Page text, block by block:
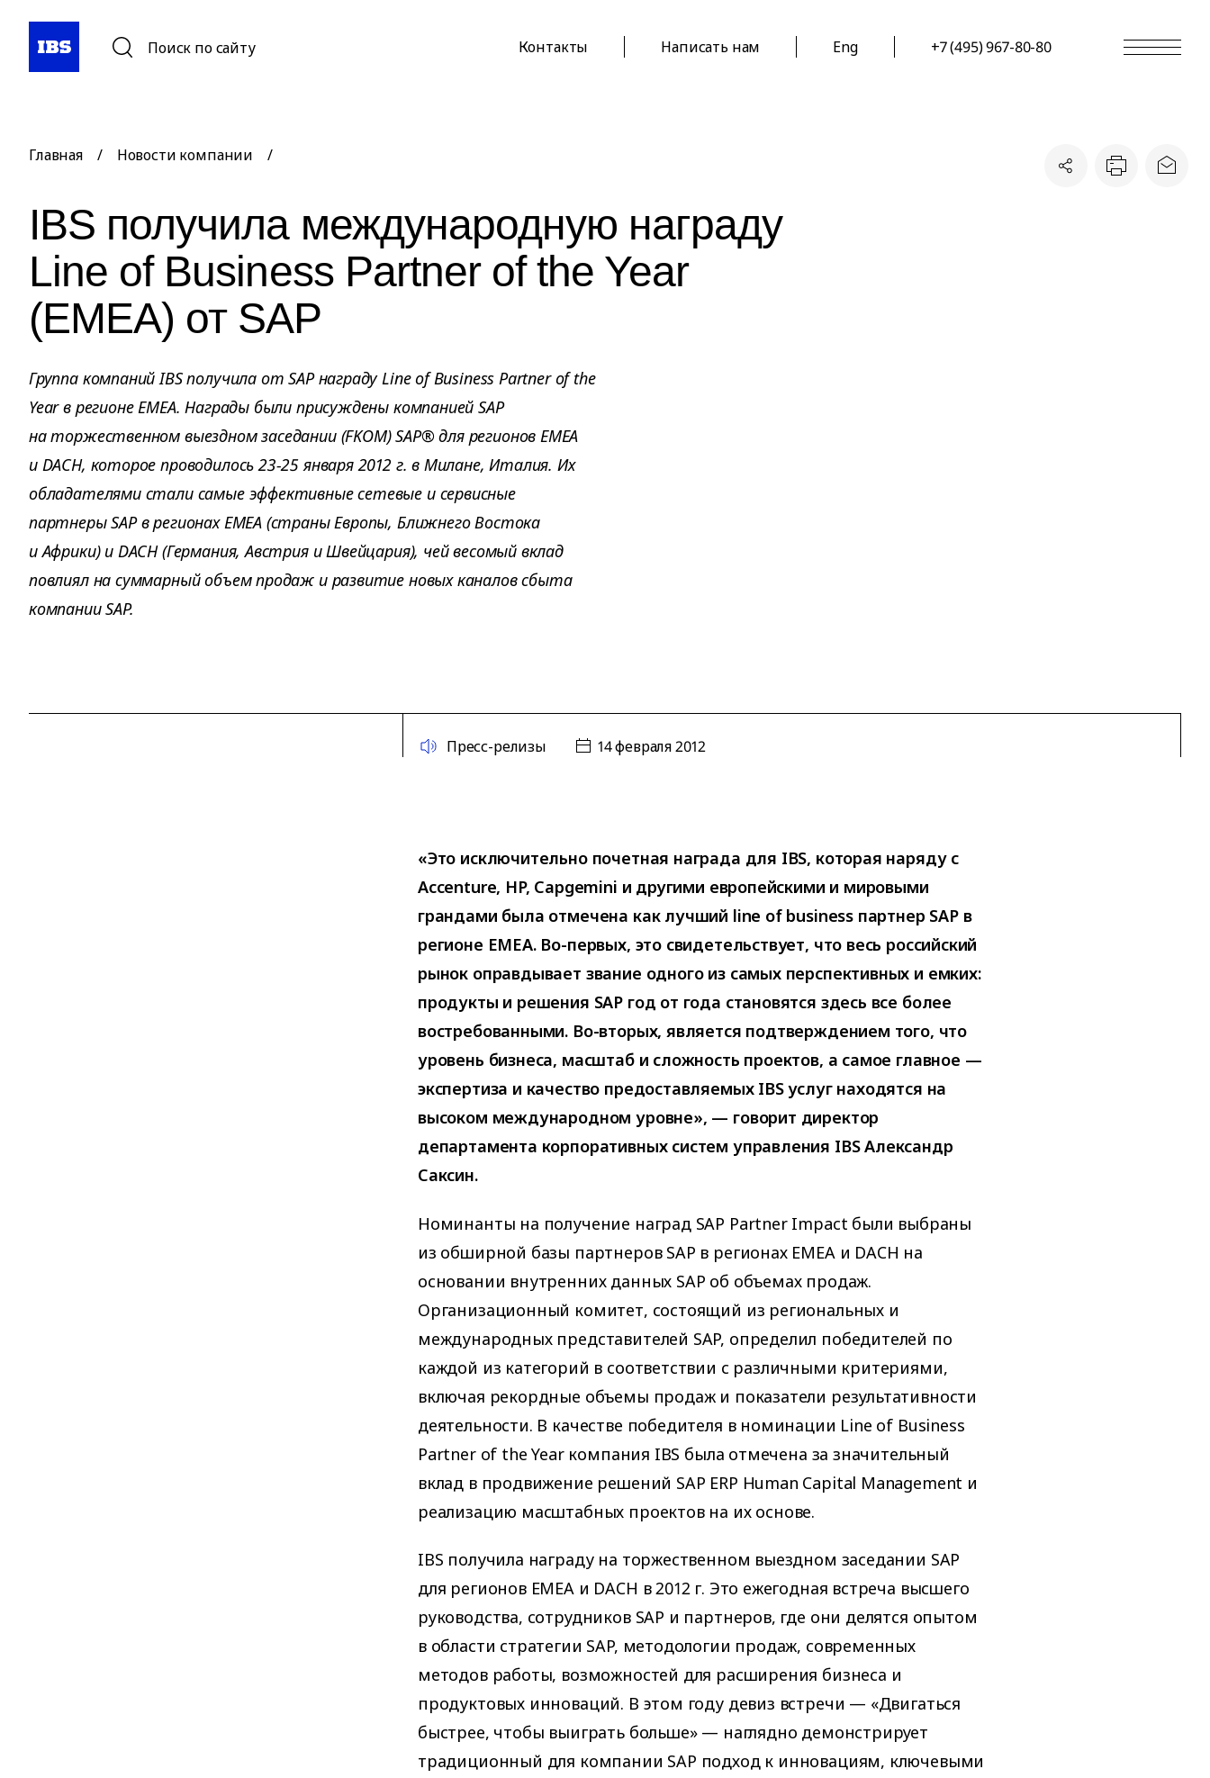
Поиск по сайту Контакты Написать нам Eng +7 (495) 967-80-80
Главная / Новости компании /
IBS получила международную награду
Line of Business Partner of the Year
(EMEA) от SAP
Группа компаний IBS получила от SAP награду Line of Business Partner of the
Year в регионе EMEA. Награды были присуждены компанией SAP
на торжественном выездном заседании (FKOM) SAP® для регионов EMEA
и DACH, которое проводилось 23-25 января 2012 г. в Милане, Италия. Их
обладателями стали самые эффективные сетевые и сервисные
партнеры SAP в регионах EMEA (страны Европы, Ближнего Востока
и Африки) и DACH (Германия, Австрия и Швейцария), чей весомый вклад
повлиял на суммарный объем продаж и развитие новых каналов сбыта
компании SAP.
Пресс-релизы 14 февраля 2012
«Это исключительно почетная награда для IBS, которая наряду с
Accenture, HP, Capgemini и другими европейскими и мировыми
грандами была отмечена как лучший line of business партнер SAP в
регионе EMEA. Во-первых, это свидетельствует, что весь российский
рынок оправдывает звание одного из самых перспективных и емких:
продукты и решения SAP год от года становятся здесь все более
востребованными. Во-вторых, является подтверждением того, что
уровень бизнеса, масштаб и сложность проектов, а самое главное —
экспертиза и качество предоставляемых IBS услуг находятся на
высоком международном уровне», — говорит директор
департамента корпоративных систем управления IBS Александр
Саксин.
Номинанты на получение наград SAP Partner Impact были выбраны
из обширной базы партнеров SAP в регионах EMEA и DACH на
основании внутренних данных SAP об объемах продаж.
Организационный комитет, состоящий из региональных и
международных представителей SAP, определил победителей по
каждой из категорий в соответствии с различными критериями,
включая рекордные объемы продаж и показатели результативности
деятельности. В качестве победителя в номинации Line of Business
Partner of the Year компания IBS была отмечена за значительный
вклад в продвижение решений SAP ERP Human Capital Management и
реализацию масштабных проектов на их основе.
IBS получила награду на торжественном выездном заседании SAP
для регионов EMEA и DACH в 2012 г. Это ежегодная встреча высшего
руководства, сотрудников SAP и партнеров, где они делятся опытом
в области стратегии SAP, методологии продаж, современных
методов работы, возможностей для расширения бизнеса и
продуктовых инноваций. В этом году девиз встречи — «Двигаться
быстрее, чтобы выиграть больше» — наглядно демонстрирует
традиционный для компании SAP подход к инновациям, ключевыми